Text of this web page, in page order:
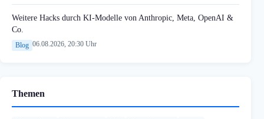
Weitere Hacks durch KI-Modelle von Anthropic, Meta, OpenAI &
Co.
Blog 06.08.2026, 20:30 Uhr
Themen